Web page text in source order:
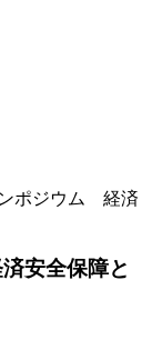
ポジウム 経済
安全保障と